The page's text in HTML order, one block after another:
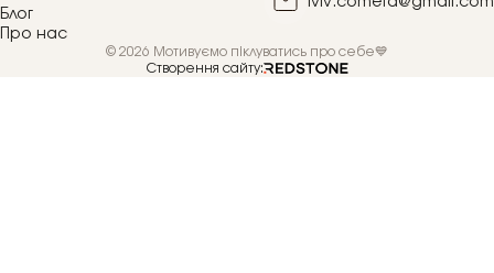
Блог
Про нас
© 2026 Мотивуємо піклуватись про себе💙
Створення сайту: